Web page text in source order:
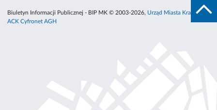
Biuletyn Informacji Publicznej - BIP MK © 2003-2026, Urząd Miasta Krakowa
ACK Cyfronet AGH